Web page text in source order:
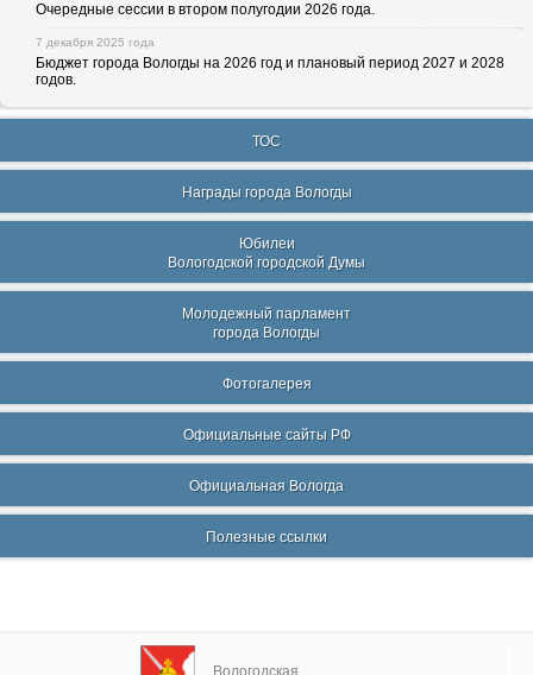
Очередные сессии в втором полугодии 2026 года.
7 декабря 2025 года
Бюджет города Вологды на 2026 год и плановый период 2027 и 2028
годов.
ТОС
Награды города Вологды
Юбилеи
Вологодской городской Думы
Молодежный парламент
города Вологды
Фотогалерея
Официальные сайты РФ
Официальная Вологда
Полезные ссылки
Вологодская